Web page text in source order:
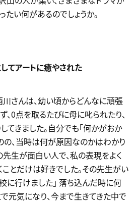
たい何があるのでしょうか。
てアートに癒やされた
さんは、幼い頃からどんなに頑張
、0点を取るたびに母に叱られたり、
てきました。自分でも「何かがおか
の、当時は何が原因なのかはわかり
先生が面白い人で、私の表現をよく
ことだけは好きでした。その先生がい
に行けました」 落ち込んだ時に何
元気になり、今まで生きてきた中で